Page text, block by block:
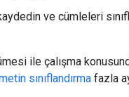
ve cümleleri
ile çalışma
sınıflandırma fazla